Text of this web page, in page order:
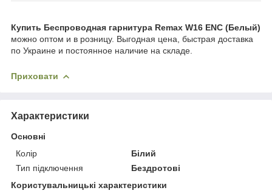
Купить Беспроводная гарнитура Remax W16 ENC (Белый)
можно оптом и в розницу. Выгодная цена, быстрая доставка
по Украине и постоянное наличие на складе.
Приховати
Характеристики
Основні
Колір
Білий
Тип підключення
Бездротові
Користувальницькі характеристики